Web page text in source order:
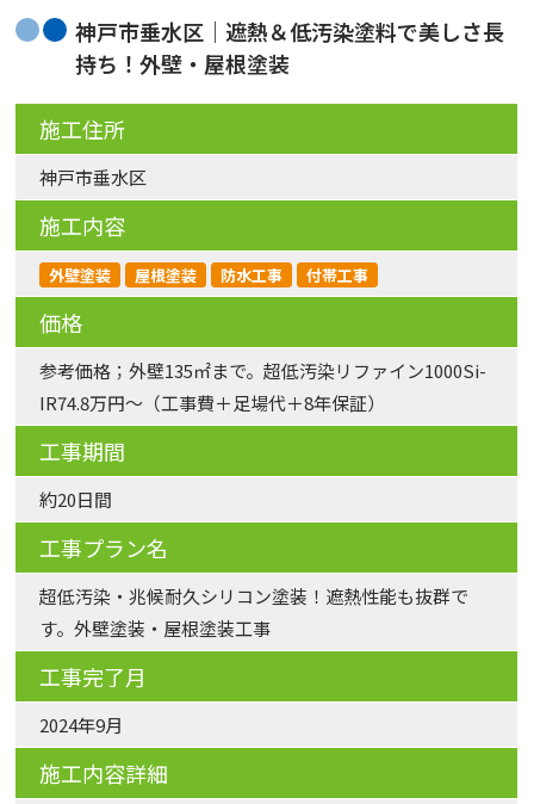
神戸市垂水区｜遮熱＆低汚染塗料で美しさ長
持ち！外壁・屋根塗装
施工住所
神戸市垂水区
施工内容
外壁塗装 屋根塗装 防水工事 付帯工事
価格
参考価格；外壁135㎡まで。超低汚染リファイン1000Si-
IR74.8万円～（工事費＋足場代＋8年保証）
工事期間
約20日間
工事プラン名
超低汚染・兆候耐久シリコン塗装！遮熱性能も抜群で
す。外壁塗装・屋根塗装工事
工事完了月
2024年9月
施工内容詳細